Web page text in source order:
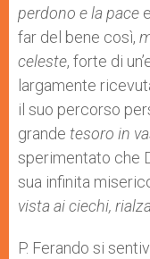
perdono e la pace
far del bene così,
celeste, forte di
largamente
il suo percorso
grande tesoro in
sperimentato che
sua infinita
vista ai ciechi,
P. Ferando si